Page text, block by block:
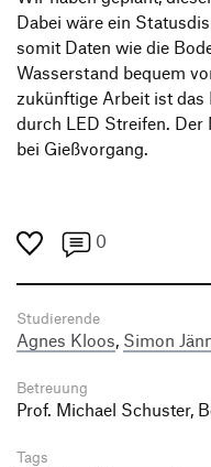
Dabei wäre ein
somit Daten wie die
Wasserstand bequem
zukünftige Arbeit ist das
durch LED Streifen. Der
bei Gießvorgang.
0
Studierende
Agnes Kloos, Simon
Betreuung
Prof. Michael Schuster,
Tags